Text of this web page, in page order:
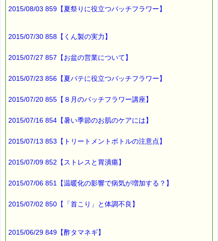
ｅクーポン：****-******
有効期限 ：2015/10/12(月)まで
バッチフラワーレメディ・レスキュークリーム１本当毎に
割引き金額は、買い物カゴで内容確認する際に決定します。
当たる確率は（1等：5% 2等：10% 3等：85%）です。
※バッチフラワー関連商品・関連書籍、セット商品は対象外で
※単品でも「こころ・サポート」などの割引き商品は対象外で
す。
※携帯サイトではご利用いただけません。
→https://pass-thyme.com/info/#coupon
このメールはｅパスタイムをご利用（ご注文、お問い合わせ、プ
応募など）していただいたお客様だけにお届けする限定配信メー
ルです。
します！
このメールマガジンのバックナンバーはこちらです
→https://pass-thyme.com/special/maga_back2015.asp
2015/08/03 859【夏祭りに役立つバッチフラワー】
2015/07/30 858【くん製の実力】
2015/07/27 857【お盆の営業について】
2015/07/23 856【夏バテに役立つバッチフラワー】
2015/07/20 855【８月のバッチフラワー講座】
2015/07/16 854【暑い季節のお肌のケアには】
2015/07/13 853【トリートメントボトルの注意点】
2015/07/09 852【ストレスと胃潰瘍】
2015/07/06 851【温暖化の影響で病気が増加する？】
2015/07/02 850【「首こり」と体調不良】
2015/06/29 849【酢タマネギ】